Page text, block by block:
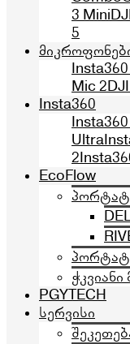
3 Mini
5
Mic 2
Insta360
Insta360
Ultra
2
EcoFlow
PGYTECH
სერვისი